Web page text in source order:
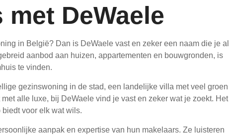
DeWaele
in België? Dan is DeWaele vast en zeker een naam die je al
aanbod aan huizen, appartementen en bouwgronden, is
te vinden.
gezinswoning in de stad, een landelijke villa met veel groen
alle luxe, bij DeWaele vind je vast en zeker wat je zoekt. Het
voor elk wat wils.
aanpak en expertise van hun makelaars. Ze luisteren